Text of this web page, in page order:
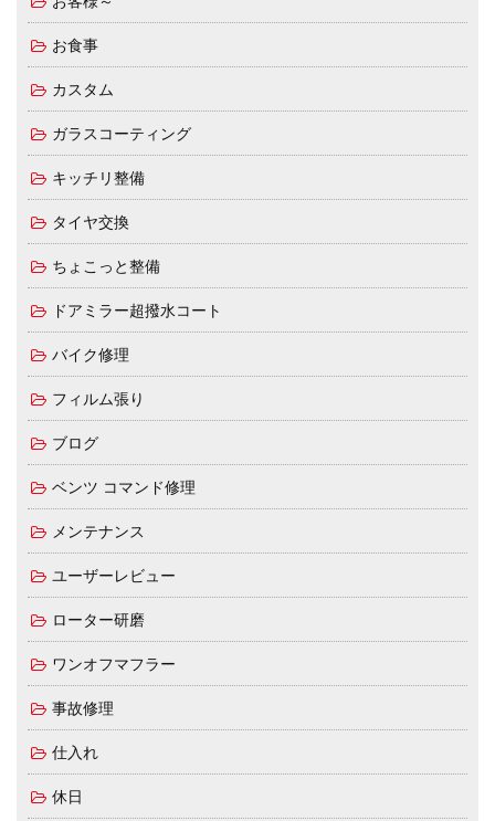
お食事
カスタム
ガラスコーティング
キッチリ整備
タイヤ交換
ちょこっと整備
ドアミラー超撥水コート
バイク修理
フィルム張り
ブログ
ベンツ コマンド修理
メンテナンス
ユーザーレビュー
ローター研磨
ワンオフマフラー
事故修理
仕入れ
休日